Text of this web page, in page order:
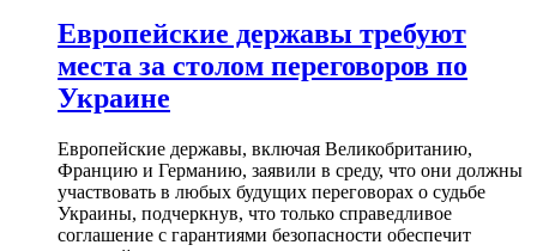
Европейские державы требуют
места за столом переговоров по
Украине
Европейские державы, включая Великобританию,
Францию и Германию, заявили в среду, что они должны
участвовать в любых будущих переговорах о судьбе
Украины, подчеркнув, что только справедливое
соглашение с гарантиями безопасности обеспечит